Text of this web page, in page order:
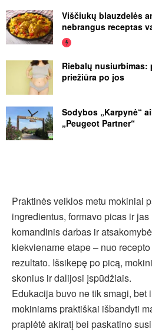
Viščiukų blauzdelės
nebrangus receptas
Riebalų nusiurbimas:
priežiūra po jos
Sodybos „Karpynė“
„Peugeot Partner“
Praktinės veiklos metu mokiniai
ingredientus, formavo picas ir
komandinis darbas ir
kiekviename etape – nuo
rezultato. Išsikepę po picą,
skonius ir dalijosi įspūdžiais.
Edukacija buvo ne tik smagi, bet
mokiniams praktiškai išbandyti
praplėtė akiratį bei paskatino